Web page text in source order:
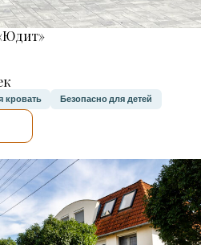
кровать Безопасно для детей